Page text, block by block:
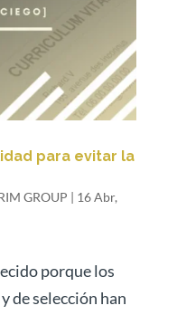
para evitar la
GROUP | 16 Abr,
porque los
de selección han